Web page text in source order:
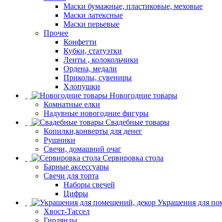
Маски бумажные, пластиковые, меховые
Маски латексные
Маски перьевые
Прочее
Конфетти
Кубки, статуэтки
Ленты , колокольчики
Ордена, медали
Приколы, сувениры
Хлопушки
Новогодние товары
Комнатные елки
Надувные новогодние фигуры
Свадебные товары
Копилки,конверты для денег
Рушники
Свечи, домашний очаг
Сервировка стола
Барные аксессуары
Свечи для торта
Наборы свечей
Цифры
Украшения для
Хвост-Тассел
Гирлянды